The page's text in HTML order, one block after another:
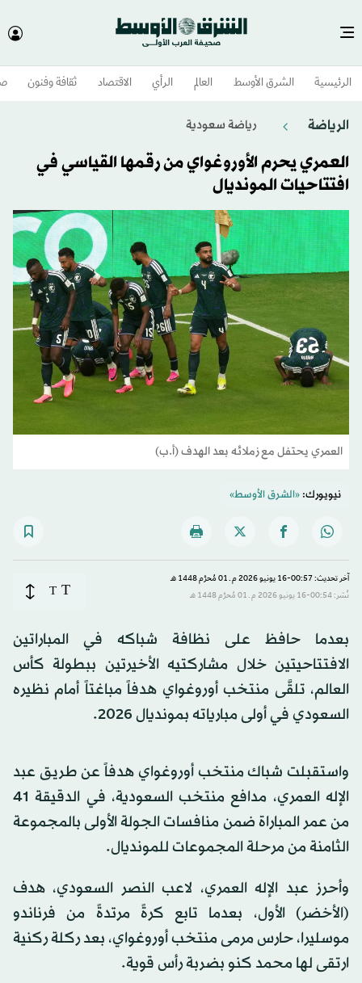
الرئيسية الشرق الأوسط​ العالم الرأي الاقتصاد ثقافة وفنون
الرياضة رياضة سعودية
العمري يحرم الأوروغواي من رقمها القياسي في
افتتاحيات المونديال
العمري يحتفل مع زملائه بعد الهدف (أ.ب)
نيويورك:«الشرق الأوسط»
آخر تحديث: 00:57-16 يونيو 2026 م ـ 01 مُحرَّم 1448 هـ
نُشر: 00:54-16 يونيو 2026 م ـ 01 مُحرَّم 1448 هـ
T
T
بعدما حافظ على نظافة شباكه في المباراتين
الافتتاحيتين خلال مشاركتيه الأخيرتين ببطولة كأس
العالم، تلقَّى منتخب أوروغواي هدفاً مباغتاً أمام نظيره
السعودي في أولى مبارياته بمونديال 2026.
واستقبلت شباك منتخب أوروغواي هدفاً عن طريق عبد
الإله العمري، مدافع منتخب السعودية، في الدقيقة 41
من عمر المباراة ضمن منافسات الجولة الأولى بالمجموعة
الثامنة من مرحلة المجموعات للمونديال.
وأحرز عبد الإله العمري، لاعب النصر السعودي، هدف
(الأخضر) الأول، بعدما تابع كرةً مرتدةً من فرناندو
موسليرا، حارس مرمى منتخب أوروغواي، بعد ركلة ركنية
ارتقى لها محمد كنو بضربة رأس قوية.